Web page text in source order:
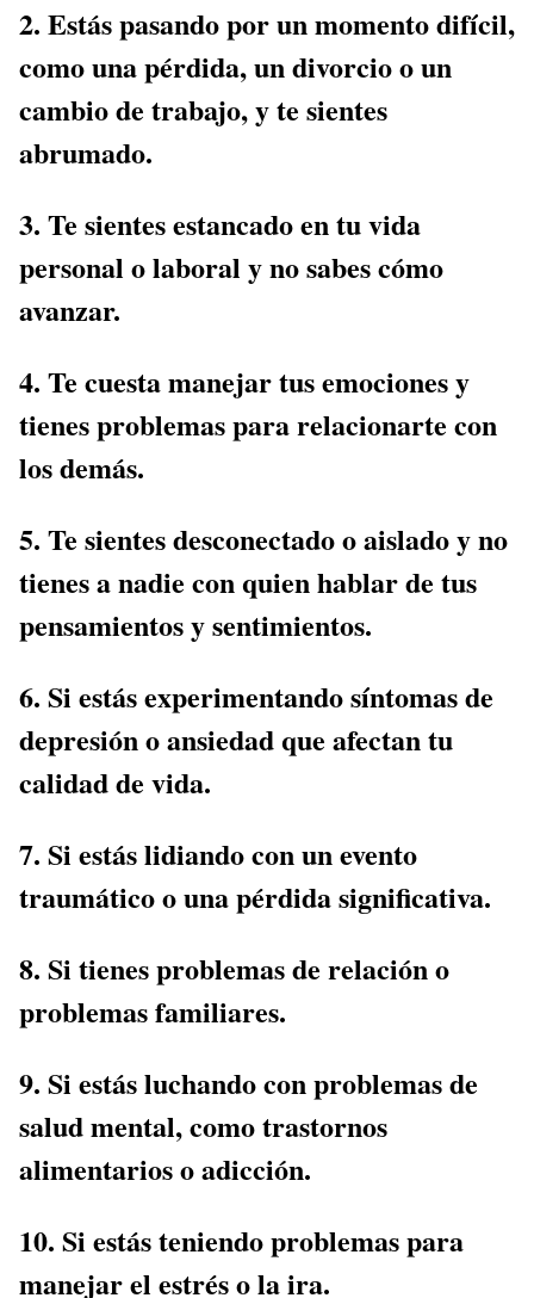
2. Estás pasando por un momento difícil,
como una pérdida, un divorcio o un
cambio de trabajo, y te sientes
abrumado.
3. Te sientes estancado en tu vida
personal o laboral y no sabes cómo
avanzar.
4. Te cuesta manejar tus emociones y
tienes problemas para relacionarte con
los demás.
5. Te sientes desconectado o aislado y no
tienes a nadie con quien hablar de tus
pensamientos y sentimientos.
6. Si estás experimentando síntomas de
depresión o ansiedad que afectan tu
calidad de vida.
7. Si estás lidiando con un evento
traumático o una pérdida significativa.
8. Si tienes problemas de relación o
problemas familiares.
9. Si estás luchando con problemas de
salud mental, como trastornos
alimentarios o adicción.
10. Si estás teniendo problemas para
manejar el estrés o la ira.